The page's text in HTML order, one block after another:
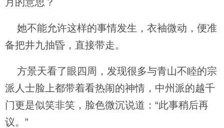
她不能允许这样的事情发生，衣袖微动，便准
备把井九抽昏，直接带走。
方景天看了眼四周，发现很多与青山不睦的宗
派人士脸上都带着看热闹的神情，中州派的越千
门更是似笑非笑，脸色微沉说道：“此事稍后再
议。”